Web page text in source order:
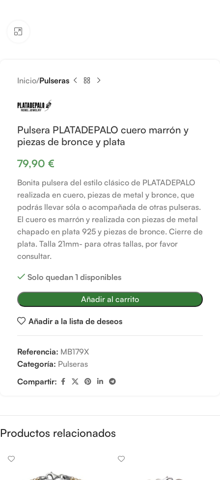
Inicio Pulseras
Pulsera PLATADEPALO cuero marrón y
piezas de bronce y plata
79,90 €
Bonita pulsera del estilo clásico de PLATADEPALO
realizada en cuero, piezas de metal y bronce, que
podrás llevar sóla o acompañada de otras pulseras.
El cuero es marrón y realizada con piezas de metal
chapado en plata 925 y piezas de bronce. Cierre de
plata. Talla 21mm- para otras tallas, por favor
consultar.
Solo quedan 1 disponibles
Añadir al carrito
Añadir a la lista de deseos
Referencia: MB179X
Categoría: Pulseras
Compartir:
Productos relacionados